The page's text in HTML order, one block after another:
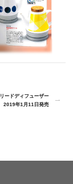
ドディフューザー
2019年1月11日発売